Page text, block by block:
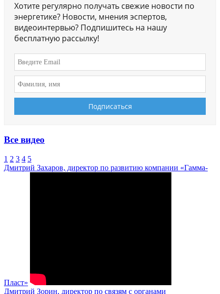
Хотите регулярно получать свежие новости по
энергетике? Новости, мнения эспертов,
видеоинтервью? Подпишитесь на нашу
бесплатную рассылку!
Все видео
1 2 3 4 5
Дмитрий Захаров, директор по развитию компании «Гамма-
Пласт»
Дмитрий Зорин, директор по связям с органами